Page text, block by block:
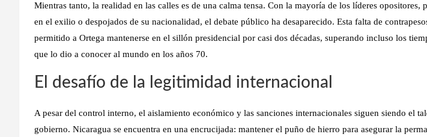
Mientras tanto, la realidad en las calles es de una calma tensa. Con la mayoría de los líderes opositores,
en el exilio o despojados de su nacionalidad, el debate público ha desaparecido. Esta falta de
permitido a Ortega mantenerse en el sillón presidencial por casi dos décadas, superando incluso los
que lo dio a conocer al mundo en los años 70.
El desafío de la legitimidad internacional
A pesar del control interno, el aislamiento económico y las sanciones internacionales siguen siendo el
gobierno. Nicaragua se encuentra en una encrucijada: mantener el puño de hierro para asegurar la